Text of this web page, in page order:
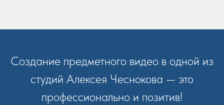
Создание предметного видео в одной из
студий Алексея Чеснокова — это
профессионально и позитив!